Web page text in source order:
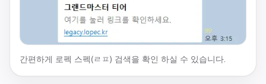
간편하게 로펙 스펙(ㄹㅍ) 검색을 확인 하실 수 있습니다.